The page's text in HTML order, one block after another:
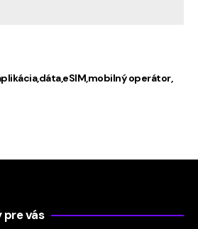
dátaeSIMmobilný operátor
vás